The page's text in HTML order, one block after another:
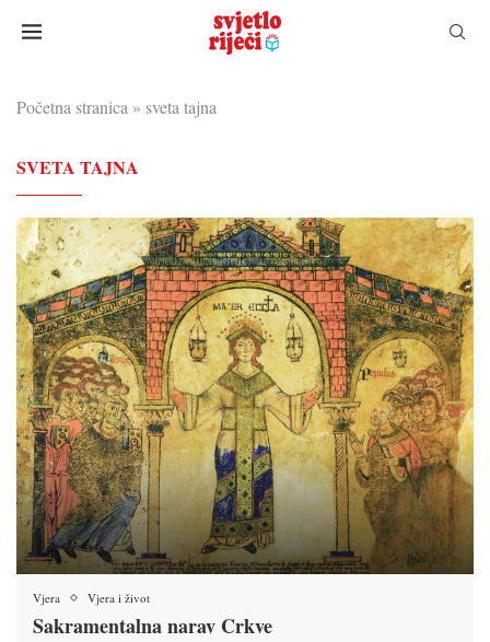
Početna stranica » sveta tajna
SVETA TAJNA
Vjera Vjera i život
Sakramentalna narav Crkve